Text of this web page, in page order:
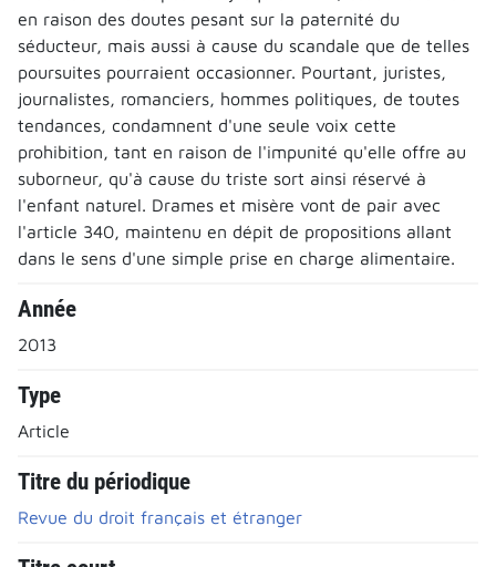
en raison des doutes pesant sur la paternité du
séducteur, mais aussi à cause du scandale que de telles
poursuites pourraient occasionner. Pourtant, juristes,
journalistes, romanciers, hommes politiques, de toutes
tendances, condamnent d'une seule voix cette
prohibition, tant en raison de l'impunité qu'elle offre au
suborneur, qu'à cause du triste sort ainsi réservé à
l'enfant naturel. Drames et misère vont de pair avec
l'article 340, maintenu en dépit de propositions allant
dans le sens d'une simple prise en charge alimentaire.
Année
2013
Type
Article
Titre du périodique
Revue du droit français et étranger